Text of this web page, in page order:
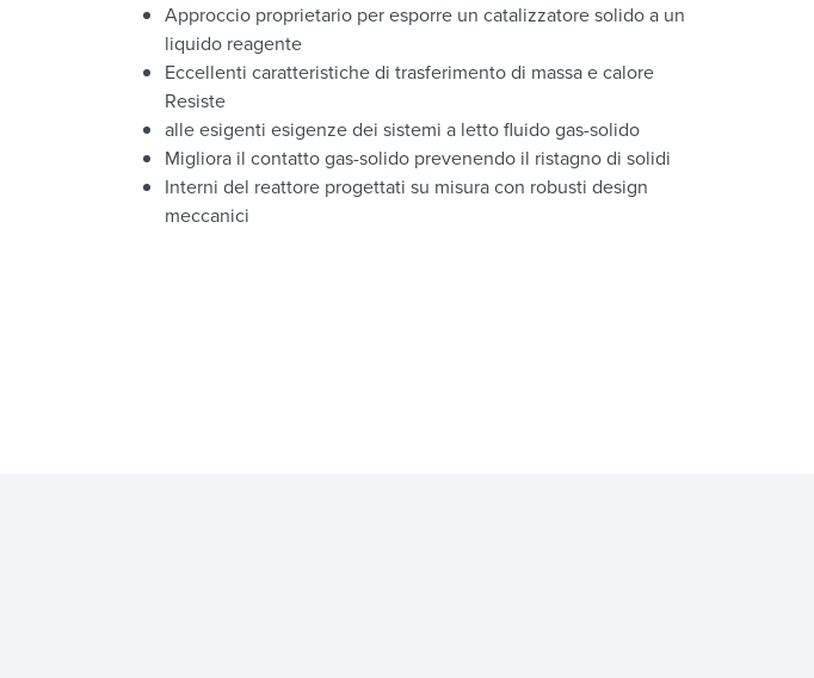
Approccio proprietario per esporre un catalizzatore solido a un
liquido reagente
Eccellenti caratteristiche di trasferimento di massa e calore
Resiste
alle esigenti esigenze dei sistemi a letto fluido gas-solido
Migliora il contatto gas-solido prevenendo il ristagno di solidi
Interni del reattore progettati su misura con robusti design
meccanici